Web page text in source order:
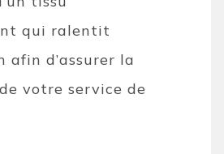
qui ralentit
afin d’assurer la
votre service de